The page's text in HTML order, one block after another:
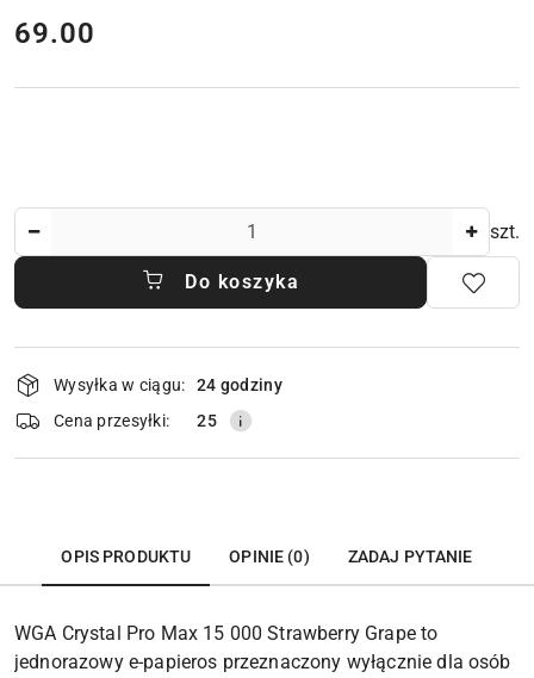
cena:
69.00
szt.
Do koszyka
Dostępność
i
dostawa
Wysyłka w ciągu:
24 godziny
Cena przesyłki:
25
OPIS PRODUKTU OPINIE (0) ZADAJ PYTANIE
WGA Crystal Pro Max 15 000 Strawberry Grape to
jednorazowy e-papieros przeznaczony wyłącznie dla osób